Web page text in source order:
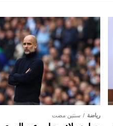
رياضة سنتين مضت